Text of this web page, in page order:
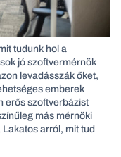
tudunk hol a
jó szoftvermérnök
levadásszák őket,
emberek
erős szoftverbázist
más mérnöki
arról, mit tud